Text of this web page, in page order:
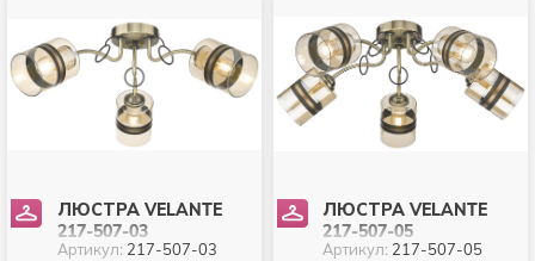
ЛЮСТРА VELANTE
217-507-03
Артикул: 217-507-03
ЛЮСТРА VELANTE
217-507-05
Артикул: 217-507-05